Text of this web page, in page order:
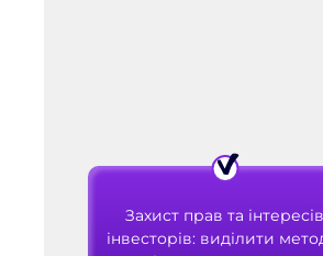
Захист прав та інтересів
інвесторів: виділити